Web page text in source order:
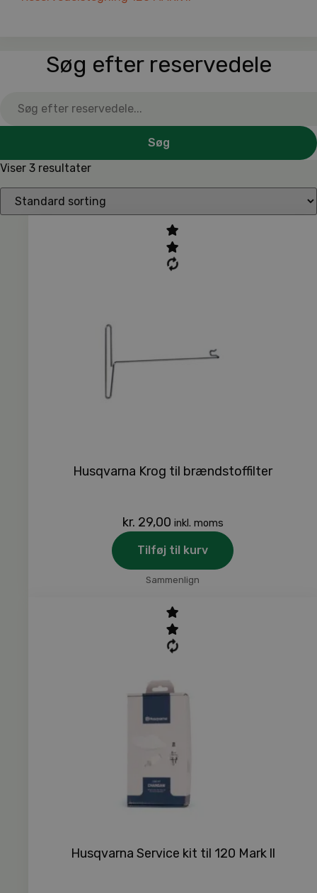
Søg efter reservedele
Søg
Viser 3 resultater
Husqvarna Krog til brændstoffilter
kr. 29,00 inkl. moms
Tilføj til kurv
Sammenlign
Husqvarna Service kit til 120 Mark ll